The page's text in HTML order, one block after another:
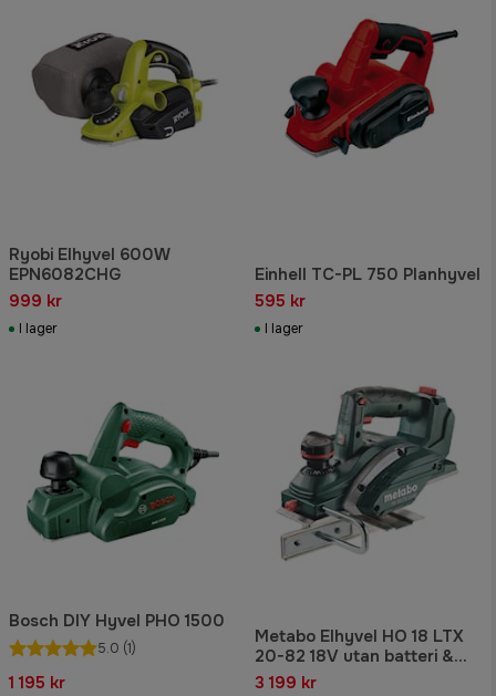
Ryobi Elhyvel 600W
EPN6082CHG
999 kr
I lager
Einhell TC-PL 750 Planhyvel
595 kr
I lager
Bosch DIY Hyvel PHO 1500
5.0 (1)
1 195 kr
Metabo Elhyvel HO 18 LTX
20-82 18V utan batteri &
laddare
3 199 kr